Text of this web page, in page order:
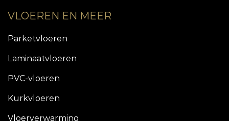
VLOEREN EN MEER
Parketvloeren
Laminaatvloeren
PVC-vloeren
Kurkvloeren
Vloerverwarming